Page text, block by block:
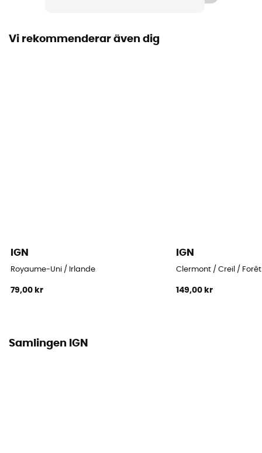
Vi rekommenderar även dig
IGN
Royaume-Uni / Irlande
79,00 kr
IGN
Clermont / Creil /
149,00 kr
Samlingen IGN